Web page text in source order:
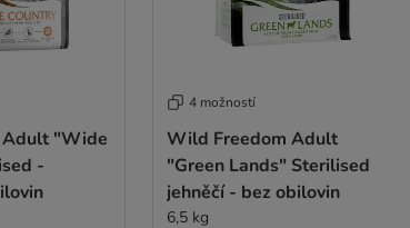
"Wide
-
4 možností
Wild Freedom Adult
"Green Lands" Sterilised
jehněčí - bez obilovin
6,5 kg